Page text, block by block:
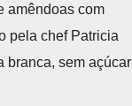
amêndoas com
pela chef Patricia
branca, sem açúcar